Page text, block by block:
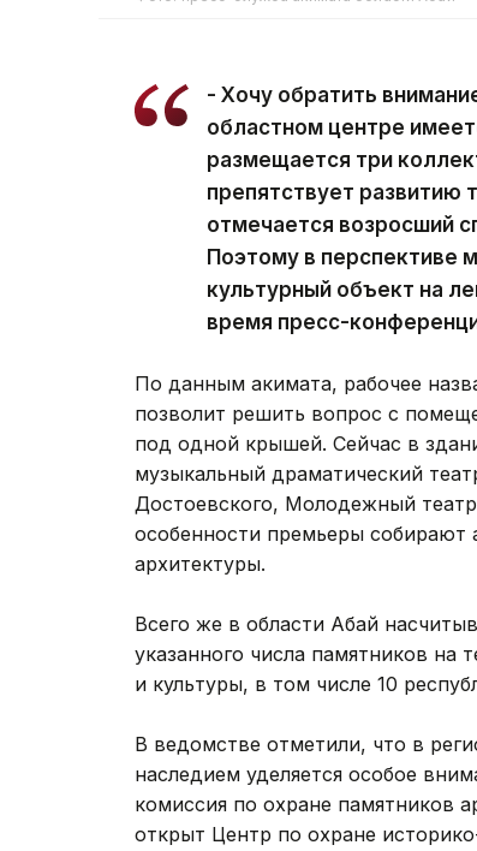
- Хочу обратить
областном центре
размещается три
препятствует развитию
отмечается возросший
Поэтому в перспективе
культурный объект на
время пресс-
По данным акимата, рабочее
позволит решить вопрос с
под одной крышей. Сейчас в
музыкальный драматический
Достоевского, Молодежный
особенности премьеры собирают
архитектуры.
Всего же в области Абай
указанного числа памятников на
и культуры, в том числе 10
В ведомстве отметили, что в
наследием уделяется особое
комиссия по охране памятников
открыт Центр по охране